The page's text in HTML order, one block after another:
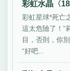
彩虹水晶〈
彩虹星球*死亡
這太危險了！”
目，否則，你
“好吧...